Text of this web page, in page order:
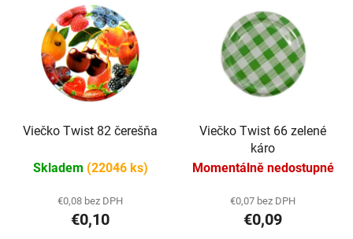
Viečko Twist 82 čerešňa
Skladem (22046 ks)
€0,08 bez DPH
€0,10
Viečko Twist 66 zelené
káro
Momentálně nedostupné
€0,07 bez DPH
€0,09